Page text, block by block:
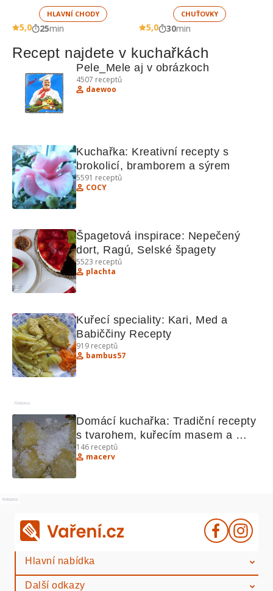
HLAVNÍ CHODY
5,0 25min
CHUŤOVKY
5,0 30min
Recept najdete v kuchařkách
Pele_Mele aj v obrázkoch
4507 receptů
daewoo
Kuchařka: Kreativní recepty s
brokolicí, bramborem a sýrem
5591 receptů
COCY
Špagetová inspirace: Nepečený
dort, Ragú, Selské špagety
5523 receptů
plachta
Kuřecí speciality: Kari, Med a
Babiččiny Recepty
919 receptů
bambus57
Reklama
Domácí kuchařka: Tradiční recepty
s tvarohem, kuřecím masem a
domácím pečivem
146 receptů
macerv
Reklama
Hlavní nabídka
Další odkazy